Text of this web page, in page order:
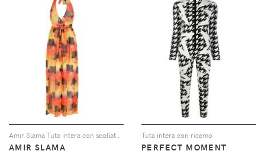
Amir Slama Tuta intera con scollatura posteriore - Arancione
AMIR SLAMA
Tuta intera con ricamo
PERFECT MOMENT